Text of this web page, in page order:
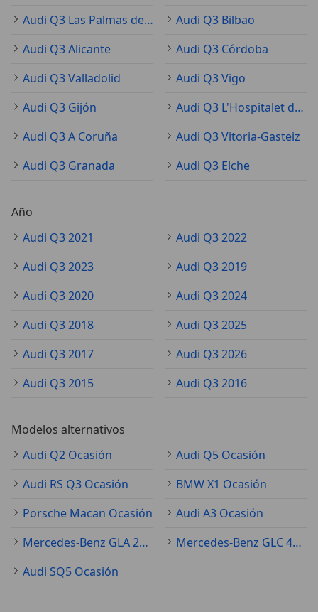
Audi Q3 Las Palmas de Gran Canaria
Audi Q3 Bilbao
Audi Q3 Alicante
Audi Q3 Córdoba
Audi Q3 Valladolid
Audi Q3 Vigo
Audi Q3 Gijón
Audi Q3 L'Hospitalet de Llobregat
Audi Q3 A Coruña
Audi Q3 Vitoria-Gasteiz
Audi Q3 Granada
Audi Q3 Elche
Año
Audi Q3 2021
Audi Q3 2022
Audi Q3 2023
Audi Q3 2019
Audi Q3 2020
Audi Q3 2024
Audi Q3 2018
Audi Q3 2025
Audi Q3 2017
Audi Q3 2026
Audi Q3 2015
Audi Q3 2016
Modelos alternativos
Audi Q2 Ocasión
Audi Q5 Ocasión
Audi RS Q3 Ocasión
BMW X1 Ocasión
Porsche Macan Ocasión
Audi A3 Ocasión
Mercedes-Benz GLA 250 Ocasión
Mercedes-Benz GLC 43 AMG Ocasión
Audi SQ5 Ocasión